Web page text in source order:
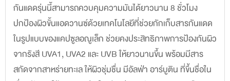
กันแดดรุ่นนี้สามารถควบคุมความมันได้ยาวนาน 8 ชั่วโมง
ปกป้องผิวขั้นแอดวานซ์ด้วยเทคโนโลยีที่ช่วยกักเก็บสารกันแดด
ในรูปแบบของแคปซูลอณูเล็ก ช่วยคงประสิทธิภาพการป้องกันผิว
จากรังสี UVA1, UVA2 และ UVB ให้ยาวนานขึ้น พร้อมมีสาร
สกัดจากสาหร่ายทะเล ให้ผิวชุ่มชื่น มีอัลฟ่า อาร์บูติน ที่ขึ้นชื่อใน